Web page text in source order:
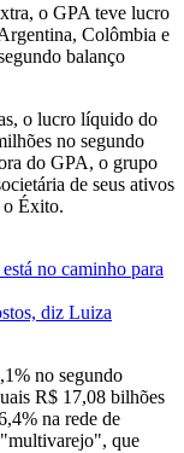
o GPA teve lucro
Colômbia e
balanço
o lucro líquido do
no segundo
do GPA, o grupo
de seus ativos
o Éxito.
no caminho para
diz Luiza
no segundo
R$ 17,08 bilhões
na rede de
"multivarejo", que